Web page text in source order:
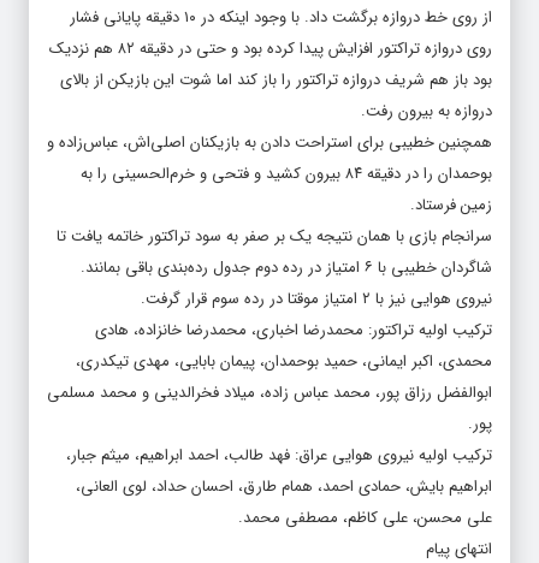
از روی خط دروازه برگشت داد. با وجود اینکه در ۱۰ دقیقه پایانی فشار
روی دروازه تراکتور افزایش پیدا کرده بود و حتی در دقیقه ۸۲ هم نزدیک
بود باز هم شریف دروازه تراکتور را باز کند اما شوت این بازیکن از بالای
دروازه به بیرون رفت.
همچنین خطیبی برای استراحت دادن به بازیکنان اصلی‌اش، عباس‌زاده و
بوحمدان را در دقیقه ۸۴ بیرون کشید و فتحی و خرم‌الحسینی را به
زمین فرستاد.
سرانجام بازی با همان‌ نتیجه یک بر صفر به سود تراکتور خاتمه یافت تا
شاگردان خطیبی با ۶ امتیاز در رده دوم جدول رده‌بندی باقی بمانند.
نیروی هوایی نیز با ۲ امتیاز موقتا در رده سوم قرار گرفت.
ترکیب اولیه تراکتور: محمدرضا اخباری، محمدرضا خانزاده، هادی
محمدی، اکبر ایمانی، حمید بوحمدان، پیمان بابایی، مهدی تیکدری،
ابوالفضل رزاق پور، محمد عباس زاده، میلاد فخرالدینی و محمد مسلمی
پور.
ترکیب اولیه نیروی هوایی عراق: فهد طالب، احمد ابراهیم، میثم جبار،
ابراهیم بایش، حمادی احمد، همام طارق، احسان حداد، لوی العانی،
علی محسن، علی کاظم، مصطفی محمد.
انتهای پیام